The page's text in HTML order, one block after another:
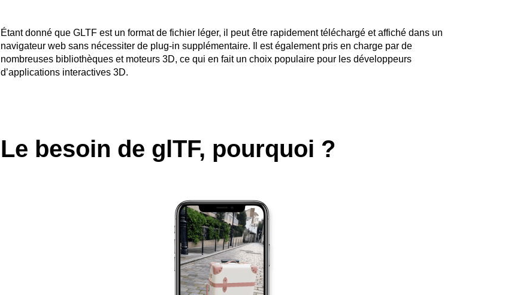
Étant donné que GLTF est un format de fichier léger, il peut être rapidement téléchargé et affiché dans un
navigateur web sans nécessiter de plug-in supplémentaire. Il est également pris en charge par de
nombreuses bibliothèques et moteurs 3D, ce qui en fait un choix populaire pour les développeurs
d’applications interactives 3D.
Le besoin de glTF, pourquoi ?